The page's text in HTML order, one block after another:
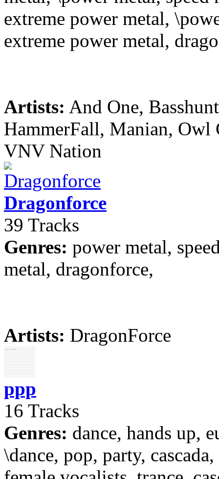
extreme power metal,
extreme power metal,
Artists: And One,
HammerFall, Manian, Owl
VNV Nation
Dragonforce
39 Tracks
Genres: power metal,
metal, dragonforce,
Artists: DragonForce
ppp
16 Tracks
Genres: dance, hands up,
\dance, pop, party,